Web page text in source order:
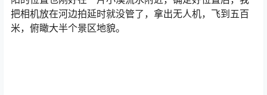
把相机放在河边拍延时就没管了，拿出无人机，飞到五百
米，俯瞰大半个景区地貌。